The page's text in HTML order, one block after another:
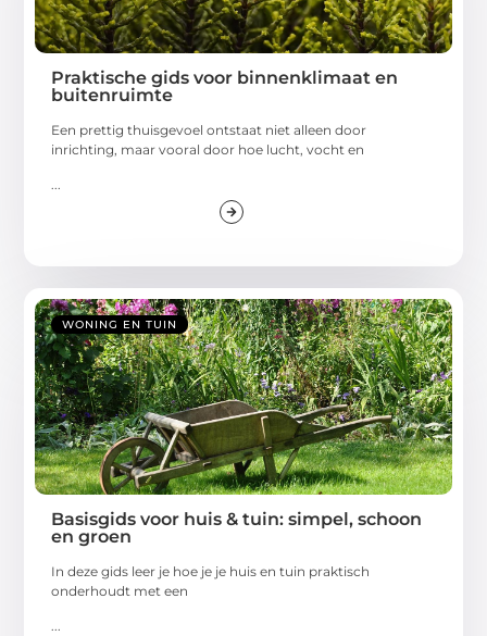
Praktische gids voor binnenklimaat en
buitenruimte
Een prettig thuisgevoel ontstaat niet alleen door
inrichting, maar vooral door hoe lucht, vocht en
...
WONING EN TUIN
Basisgids voor huis & tuin: simpel, schoon
en groen
In deze gids leer je hoe je je huis en tuin praktisch
onderhoudt met een
...